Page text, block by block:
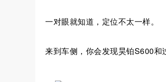
一对眼就知道，定位不太一样。
来到车侧，你会发现昊铂S600和